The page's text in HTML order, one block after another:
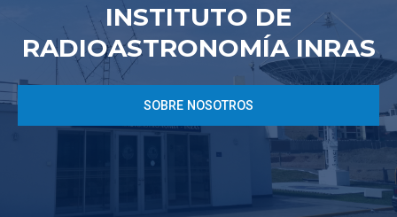
INSTITUTO DE
RADIOASTRONOMÍA INRAS
SOBRE NOSOTROS